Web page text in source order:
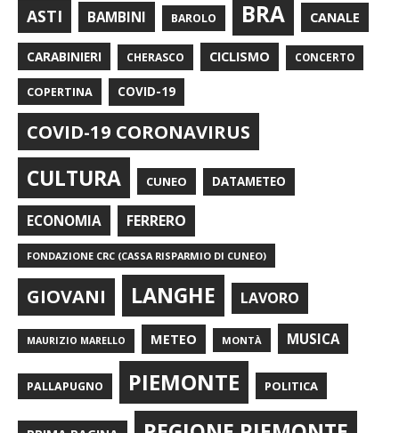
ASTI BAMBINI BAROLO BRA CANALE
CARABINIERI CHERASCO CICLISMO CONCERTO
COPERTINA COVID-19
COVID-19 CORONAVIRUS
CULTURA CUNEO DATAMETEO
ECONOMIA FERRERO
FONDAZIONE CRC (CASSA RISPARMIO DI CUNEO)
GIOVANI LANGHE LAVORO
MAURIZIO MARELLO METEO MONTÀ MUSICA
PALLAPUGNO PIEMONTE POLITICA